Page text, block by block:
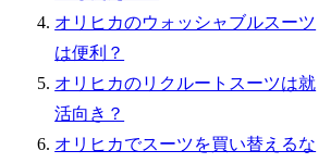
オリヒカのウォッシャブルスーツ
は便利？
オリヒカのリクルートスーツは就
活向き？
オリヒカでスーツを買い替えるな